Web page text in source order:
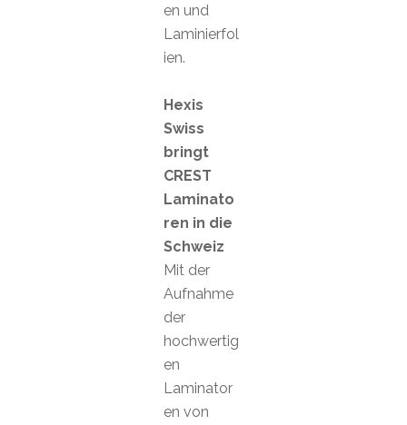
en und
Laminierfol
ien.
Hexis
Swiss
bringt
CREST
Laminato
ren in die
Schweiz
Mit der
Aufnahme
der
hochwertig
en
Laminator
en von